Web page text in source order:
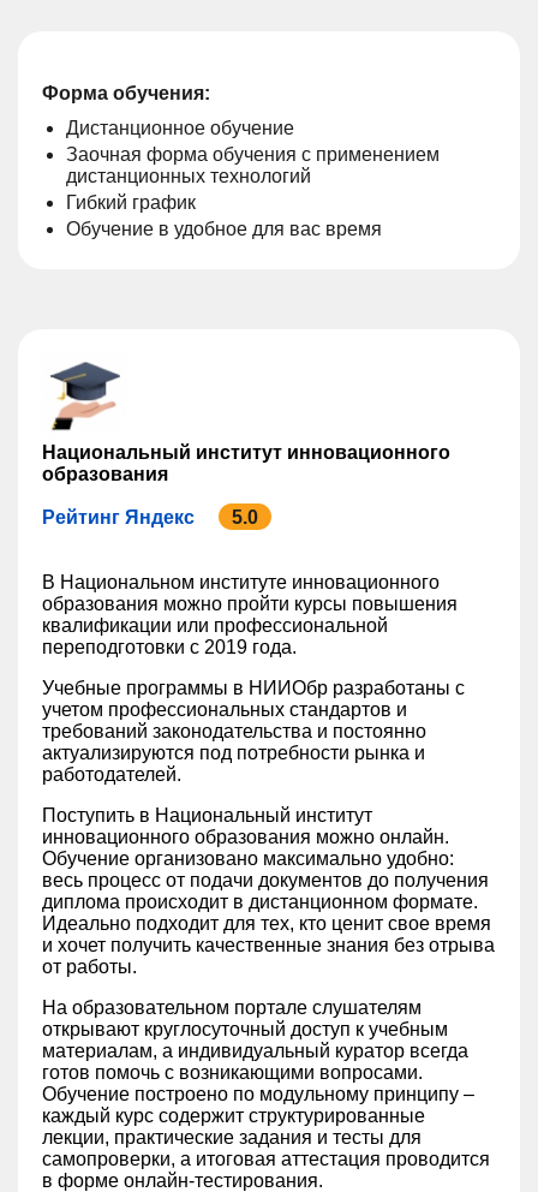
Форма обучения:
Дистанционное обучение
Заочная форма обучения с применением
дистанционных технологий
Гибкий график
Обучение в удобное для вас время
Национальный институт инновационного
образования
Рейтинг Яндекс 5.0
В Национальном институте инновационного
образования можно пройти курсы повышения
квалификации или профессиональной
переподготовки с 2019 года.
Учебные программы в НИИОбр разработаны с
учетом профессиональных стандартов и
требований законодательства и постоянно
актуализируются под потребности рынка и
работодателей.
Поступить в Национальный институт
инновационного образования можно онлайн.
Обучение организовано максимально удобно:
весь процесс от подачи документов до получения
диплома происходит в дистанционном формате.
Идеально подходит для тех, кто ценит свое время
и хочет получить качественные знания без отрыва
от работы.
На образовательном портале слушателям
открывают круглосуточный доступ к учебным
материалам, а индивидуальный куратор всегда
готов помочь с возникающими вопросами.
Обучение построено по модульному принципу –
каждый курс содержит структурированные
лекции, практические задания и тесты для
самопроверки, а итоговая аттестация проводится
в форме онлайн-тестирования.